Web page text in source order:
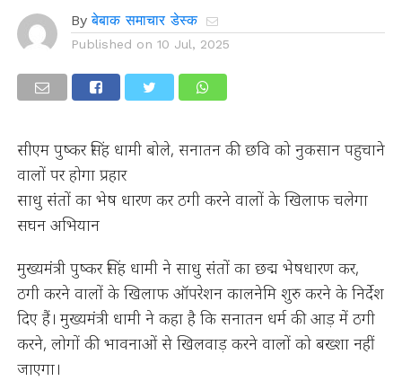
By बेबाक समाचार डेस्क
Published on 10 Jul, 2025
सीएम पुष्कर सिंह धामी बोले, सनातन की छवि को नुकसान पहुचाने
वालों पर होगा प्रहार
साधु संतों का भेष धारण कर ठगी करने वालों के खिलाफ चलेगा
सघन अभियान
मुख्यमंत्री पुष्कर सिंह धामी ने साधु संतों का छद्म भेषधारण कर,
ठगी करने वालों के खिलाफ ऑपरेशन कालनेमि शुरु करने के निर्देश
दिए हैं। मुख्यमंत्री धामी ने कहा है कि सनातन धर्म की आड़ में ठगी
करने, लोगों की भावनाओं से खिलवाड़ करने वालों को बख्शा नहीं
जाएगा।